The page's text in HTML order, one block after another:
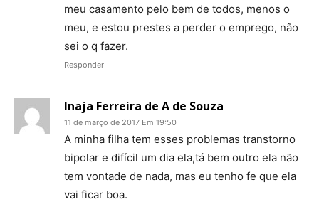
meu casamento pelo bem de todos, menos o
meu, e estou prestes a perder o emprego, não
sei o q fazer.
Responder
Inaja Ferreira de A de Souza
11 de março de 2017 Em 19:50
A minha filha tem esses problemas transtorno
bipolar e difícil um dia ela,tá bem outro ela não
tem vontade de nada, mas eu tenho fe que ela
vai ficar boa.